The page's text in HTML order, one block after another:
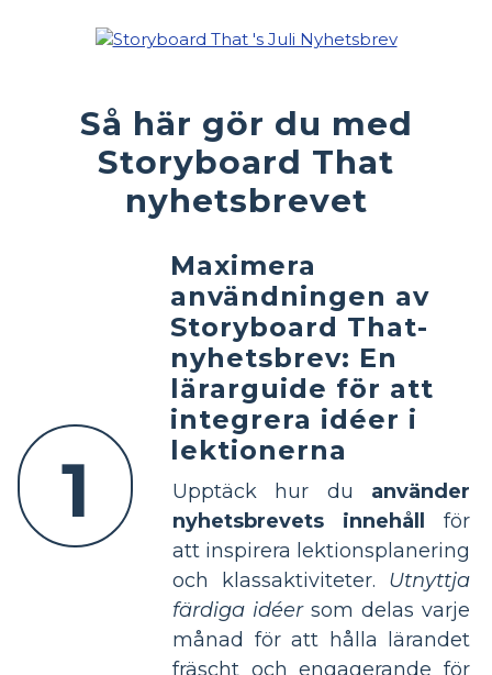
Så här gör du med
Storyboard That
nyhetsbrevet
1
Maximera
användningen av
Storyboard That-
nyhetsbrev: En
lärarguide för att
integrera idéer i
lektionerna
Upptäck hur du använder
nyhetsbrevets innehåll
för
att inspirera lektionsplanering
och klassaktiviteter. Utnyttja
färdiga idéersom delas varje
månad för att hålla lärandet
fräscht och engagerande för